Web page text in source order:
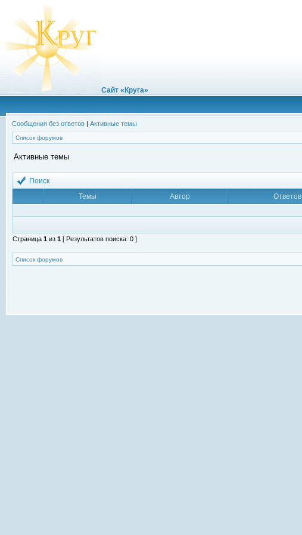
Сайт «Круга»
Сообщения без ответов | Активные темы
Список форумов
Активные темы
Поиск
Темы
Автор Ответов
Страница 1 из 1 [ Результатов поиска: 0 ]
Список форумов